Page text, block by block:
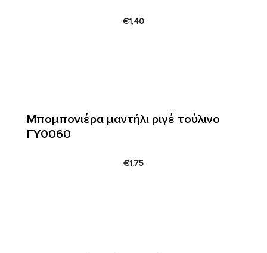
€1,40
Μπομπονιέρα μαντήλι ριγέ τούλινο
ΓΥ0060
€1,75